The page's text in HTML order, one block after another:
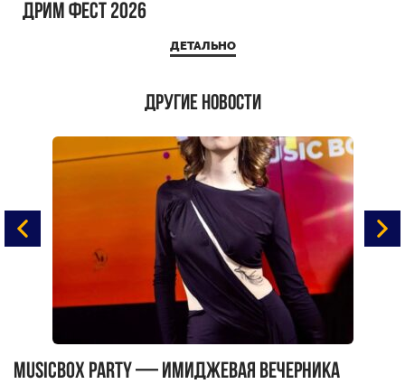
ДРИМ ФЕСТ 2026
ДЕТАЛЬНО
Другие новости
MUSICBOX PARTY — имиджевая вечерника